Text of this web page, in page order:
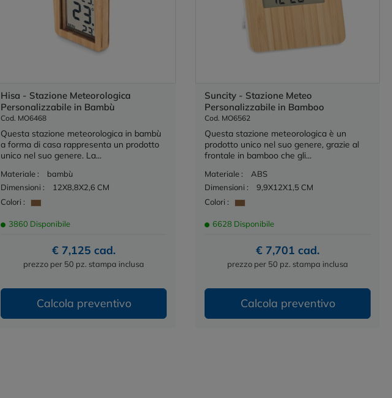
Hisa - Stazione Meteorologica
Personalizzabile in Bambù
Cod. MO6468
Questa stazione meteorologica in bambù
a forma di casa rappresenta un prodotto
unico nel suo genere. La...
Materiale :
bambù
Dimensioni :
12X8,8X2,6 CM
Colori :
3860 Disponibile
€ 7,125 cad.
prezzo per 50 pz. stampa inclusa
Calcola preventivo
Suncity - Stazione Meteo
Personalizzabile in Bamboo
Cod. MO6562
Questa stazione meteorologica è un
prodotto unico nel suo genere, grazie al
frontale in bamboo che gli...
Materiale :
ABS
Dimensioni :
9,9X12X1,5 CM
Colori :
6628 Disponibile
€ 7,701 cad.
prezzo per 50 pz. stampa inclusa
Calcola preventivo